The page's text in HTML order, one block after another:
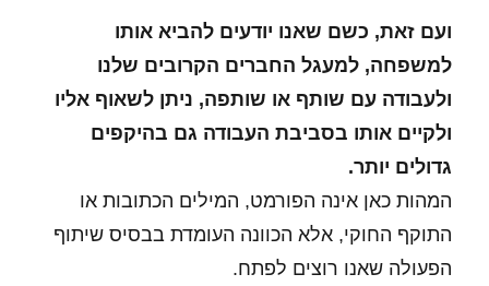
ועם זאת, כשם שאנו יודעים להביא אותו
למשפחה, למעגל החברים הקרובים שלנו
ולעבודה עם שותף או שותפה, ניתן לשאוף אליו
ולקיים אותו בסביבת העבודה גם בהיקפים
גדולים יותר.
המהות כאן אינה הפורמט, המילים הכתובות או
התוקף החוקי, אלא הכוונה העומדת בבסיס שיתוף
הפעולה שאנו רוצים לפתח.